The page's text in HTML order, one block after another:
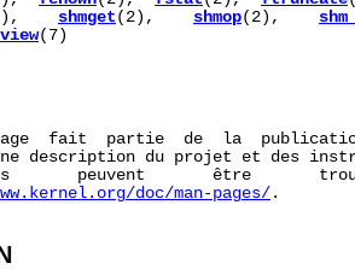
shmget (2), shmop(2),
(7)
fait  partie  de  la
description du projet et des
peuvent       être
doc/man-pages/ .